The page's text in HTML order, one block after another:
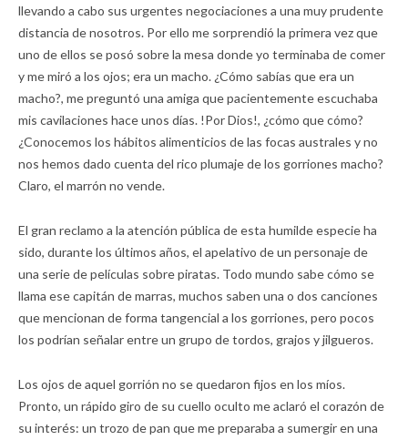
llevando a cabo sus urgentes negociaciones a una muy prudente
distancia de nosotros. Por ello me sorprendió la primera vez que
uno de ellos se posó sobre la mesa donde yo terminaba de comer
y me miró a los ojos; era un macho. ¿Cómo sabías que era un
macho?, me preguntó una amiga que pacientemente escuchaba
mis cavilaciones hace unos días. !Por Dios!, ¿cómo que cómo?
¿Conocemos los hábitos alimenticios de las focas australes y no
nos hemos dado cuenta del rico plumaje de los gorriones macho?
Claro, el marrón no vende.
El gran reclamo a la atención pública de esta humilde especie ha
sido, durante los últimos años, el apelativo de un personaje de
una serie de películas sobre piratas. Todo mundo sabe cómo se
llama ese capitán de marras, muchos saben una o dos canciones
que mencionan de forma tangencial a los gorriones, pero pocos
los podrían señalar entre un grupo de tordos, grajos y jilgueros.
Los ojos de aquel gorrión no se quedaron fijos en los míos.
Pronto, un rápido giro de su cuello oculto me aclaró el corazón de
su interés: un trozo de pan que me preparaba a sumergir en una